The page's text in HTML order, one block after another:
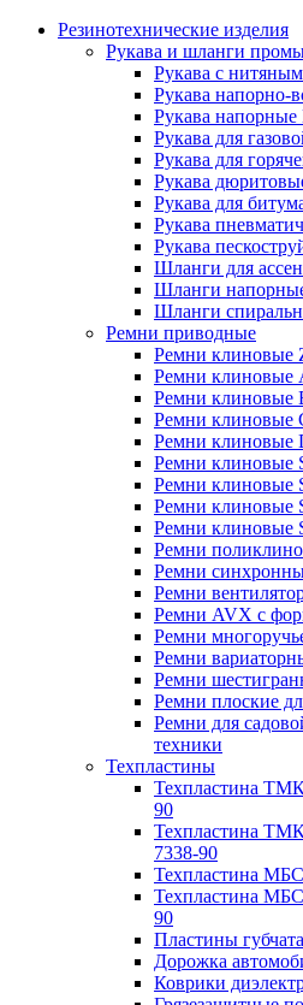
Резинотехнические изделия
Рукава и шланги
Рукава с
Рукава напорно-
Рукава
Рукава для
Рукава для
Рукава
Рукава для
Рукава
Рукава
Шланги для
Шланги
Шланги
Ремни приводные
Ремни клиновые
Ремни клиновые
Ремни клиновые
Ремни клиновые
Ремни клиновые
Ремни клиновые
Ремни клиновые
Ремни клиновые
Ремни клиновые
Ремни
Ремни
Ремни
Ремни AVX с
Ремни
Ремни
Ремни
Ремни плоские
Ремни для
техники
Техпластины
Техпластина
90
Техпластина
7338-90
Техпластина
Техпластина
90
Пластины
Дорожка
Коврики